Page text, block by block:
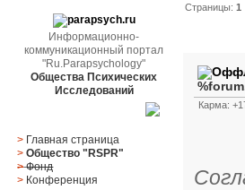
Информационно-
коммуникационный портал
"Ru.Parapsychology"
Общества Психических
Исследований
> Главная страница
> Общество "RSPR"
> Фонд
> Конференция
Страницы:1
Карма: